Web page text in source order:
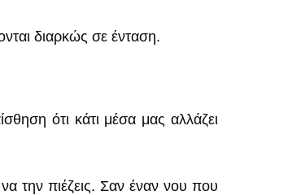
διαρκώς σε ένταση.
ότι κάτι μέσα μας αλλάζει
την πιέζεις. Σαν έναν νου που